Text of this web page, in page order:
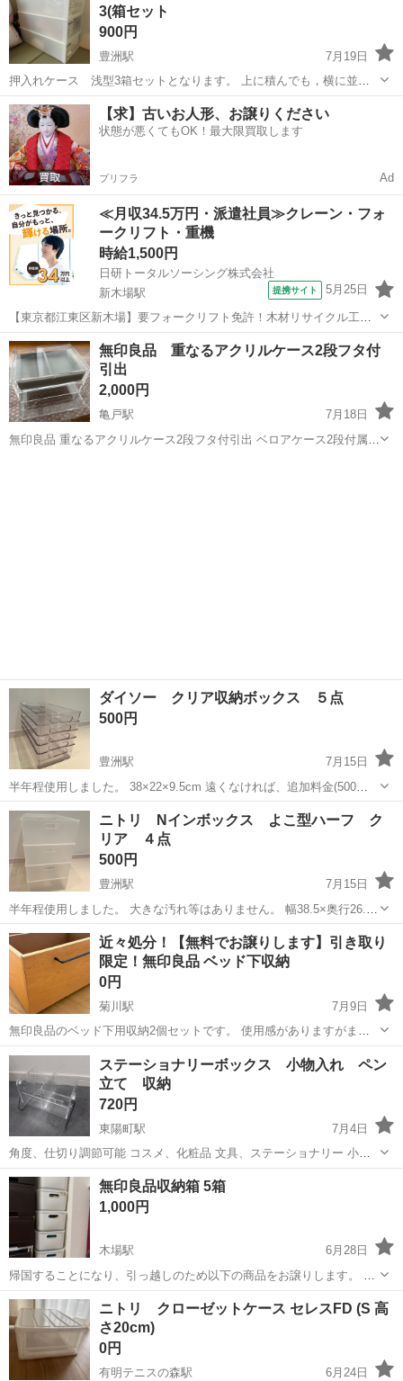
3(箱セット
900円
豊洲駅
7月19日
押入れケース 浅型3箱セットとなります。 上に積んでも，横に並べ
ても利用できます。 3年程利用しましたが綺麗です。 サイズ 縦23cm
横39cm 奥行79cm 東京都江東区まで取りに来られる方希望です。 ど
なたかいかが...
東京 江東区 豊洲駅 収納家具
【求】古いお人形、お譲りください
状態が悪くてもOK！最大限買取します
プリフラ Ad
≪月収34.5万円・派遣社員≫クレーン・フォ
ークリフト・重機
時給1,500円
日研トータルソーシング株式会社
新木場駅
提携サイト 5月25日
【東京都江東区新木場】要フォークリフト免許！木材リサイクル工場
でのフォーク運搬・清掃・機械部品の交換作業《お仕事No.4A1584-
JS》 お仕事について 木片粉の清掃、機械メンテナンス（オイル挿し
等）、木片カッター機の研...
東京 江東区 新木場駅 その他
無印良品 重なるアクリルケース2段フタ付
引出
2,000円
亀戸駅
7月18日
無印良品 重なるアクリルケース2段フタ付引出 ベロアケース2段付属
ダイソー クリア収納ボックス ５点
500円
豊洲駅
7月15日
半年程使用しました。 38×22×9.5cm 遠くなければ、追加料金(500
円〜)でお届けすることも可能です。
東京 江東区 豊洲駅 収納家具 ダイソー
ニトリ Nインボックス よこ型ハーフ ク
リア ４点
500円
豊洲駅
7月15日
半年程使用しました。 大きな汚れ等はありません。 幅38.5×奥行26.4×
高さ12cm 遠くなければ、追加料金(500円〜)でお届けすることも可能
です。
東京 江東区 豊洲駅 収納家具 ボックス
近々処分！【無料でお譲りします】引き取り
限定！無印良品 ベッド下収納
0円
菊川駅
7月9日
無印良品のベッド下用収納2個セットです。 使用感がありますがまだ
まだ使えそうなので有効活用してくださる方がいらっしゃれば無料で
お譲りいたします。 今月中に動きがなければ処分しようと思います。
現在は販売していない少しコンパ...
東京 江東区 収納家具
ステーショナリーボックス 小物入れ ペン
立て 収納
720円
東陽町駅
7月4日
角度、仕切り調節可能 コスメ、化粧品 文具、ステーショナリー 小
物、雑貨 綺麗に収納できます 引き取り希望日を複数記載の上メッセー
ジお願いします おつりの用意はございません、ご了承下さい
東京 江東区 東陽町駅 収納家具
無印良品収納箱 5箱
1,000円
木場駅
6月28日
帰国することになり、引っ越しのため以下の商品をお譲りします。 す
べて新品で購入したもので、使用期間は1年ちょっとです。 大切に使
っていたため、状態はかなり良いです。 東京都江東区木場まで取りに
来ていただける方限定です。 ...
東京 江東区 木場駅 収納家具
ニトリ クローゼットケース セレスFD (S 高
さ20cm)
0円
有明テニスの森駅
6月24日